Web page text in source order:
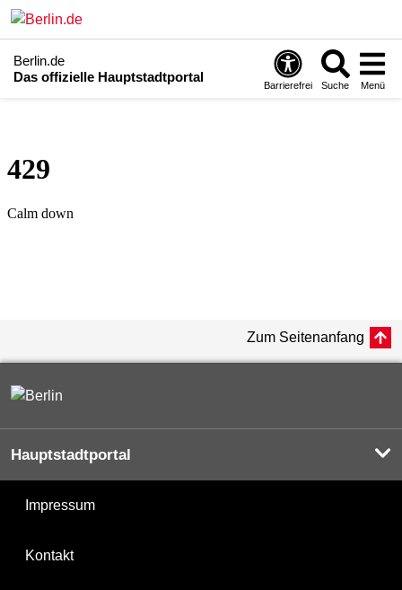
Berlin.de
Das offizielle Hauptstadtportal
Barrierefrei Suche Menü
Zum Seitenanfang
Hauptstadtportal
Impressum
Kontakt